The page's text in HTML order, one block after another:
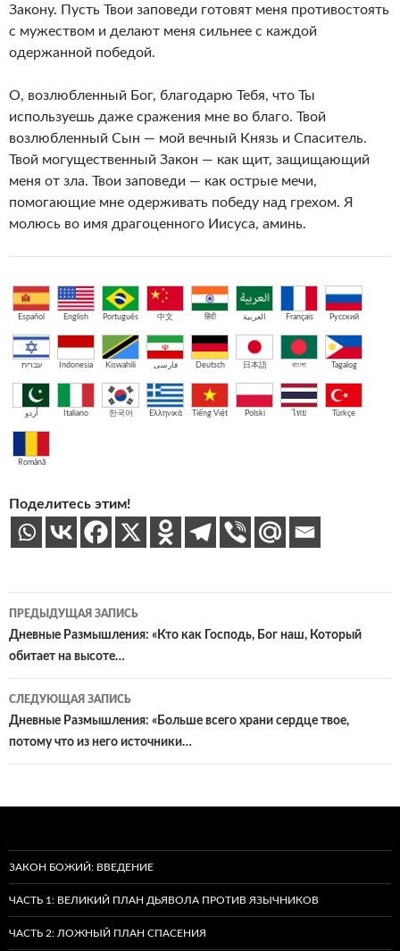
Закону. Пусть Твои заповеди готовят меня противостоять
с мужеством и делают меня сильнее с каждой
одержанной победой.
О, возлюбленный Бог, благодарю Тебя, что Ты
используешь даже сражения мне во благо. Твой
возлюбленный Сын — мой вечный Князь и Спаситель.
Твой могущественный Закон — как щит, защищающий
меня от зла. Твои заповеди — как острые мечи,
помогающие мне одерживать победу над грехом. Я
молюсь во имя драгоценного Иисуса, аминь.
Español English Português 中文 हिंदी العربية Français Русский
עברית Indonesia Kiswahili فارسی Deutsch 日本語 বাংলা Tagalog
اُردو Italiano 한국어 Ελληνικά Tiếng Việt Polski ไทย Türkçe
Română
Поделитесь этим!
Навигация
по
ПРЕДЫДУЩАЯ ЗАПИСЬ
Дневные Размышления: «Кто как Господь, Бог наш, Который
обитает на высоте…
СЛЕДУЮЩАЯ ЗАПИСЬ
Дневные Размышления: «Больше всего храни сердце твое,
потому что из него источники…
ЗАКОН БОЖИЙ: ВВЕДЕНИЕ
ЧАСТЬ 1: ВЕЛИКИЙ ПЛАН ДЬЯВОЛА ПРОТИВ ЯЗЫЧНИКОВ
ЧАСТЬ 2: ЛОЖНЫЙ ПЛАН СПАСЕНИЯ